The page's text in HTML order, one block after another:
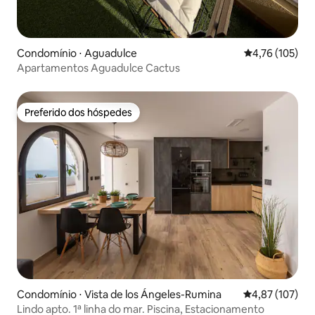
Condomínio ⋅ Aguadulce 4,76 de uma
4,76 (105)
Apartamentos Aguadulce Cactus
Preferido dos hóspedes
Preferido dos hóspedes
Condomínio ⋅ Vista de los Ángeles-Rumina 4,87 de uma
4,87 (107)
Lindo apto. 1ª linha do mar. Piscina, Estacionamento